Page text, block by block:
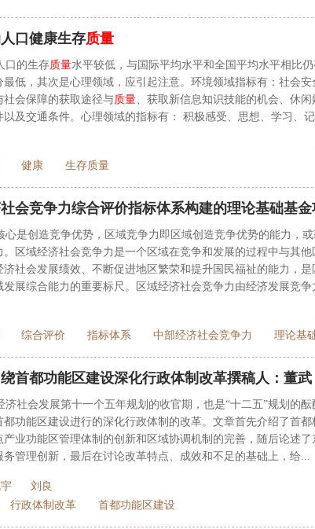
口健康生存质量
口的生存质量水平较低，与国际平均水平和全国平均水平相比
最低，其次是心理领域，应引起注意。环境领域指标有：社会
会保障的获取途径与质量、获取新信息知识技能的机会、休
及交通条件。心理领域的指标有： 积极感受、思想、学习、
健康 生存质量
会竞争力综合评价指标体系构建的理论基础基金项目：教育部人文社会科学研究2011年度
心是创造竞争优势，区域竞争力即区域创造竞争优势的能力，
区域经济社会竞争力是一个区域在竞争和发展的过程中与其
社会发展绩效、不断促进地区繁荣和提升国民福祉的能力，
展综合能力的重要标尺。区域经济社会竞争力由经济发展竞争
综合评价 指标体系 中部经济社会竞争力 理论基
首都功能区建设深化行政体制改革撰稿人：董武，北京行政学院公共管理教研部主任、教授，研究方向：公共管理；董晓宇，北京行政
济社会发展第十一个五年规划的收官期，也是“十二五”规划的
都功能区建设进行的深化行政体制的改革。文章首先介绍了首
产业功能区管理体制的创新和区域协调机制的完善，随后论述
管理创新，最后在讨论改革特点、成效和不足的基础上，给...
刘良
行政体制改革 首都功能区建设